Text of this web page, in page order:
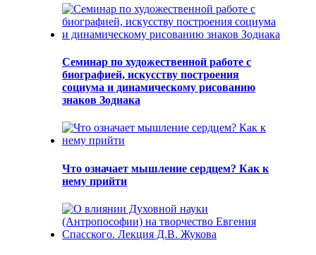
Семинар по художественной работе с
биографией, искусству построения
социума и динамическому рисованию
знаков Зодиака
Что означает мышление сердцем? Как к
нему прийти